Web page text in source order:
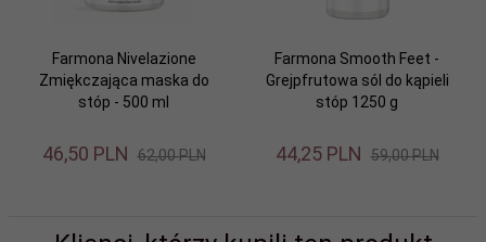
Farmona Nivelazione
Zmiękczająca maska do
stóp - 500 ml
46,50 PLN 62,00 PLN
Farmona Smooth Feet -
Grejpfrutowa sól do kąpieli
stóp 1250 g
44,25 PLN 59,00 PLN